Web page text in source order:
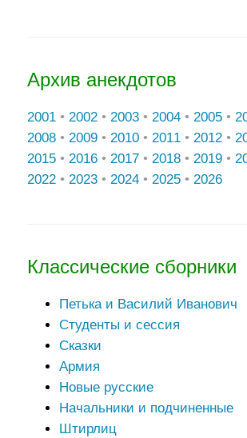
Архив анекдотов
2001 • 2002 • 2003 • 2004 • 2005 •
2008 • 2009 • 2010 • 2011 • 2012 •
2015 • 2016 • 2017 • 2018 • 2019 •
2022 • 2023 • 2024 • 2025 • 2026
Классические сборники
Петька и Василий Иванович
Студенты и сессия
Сказки
Армия
Новые русские
Начальники и подчиненные
Штирлиц